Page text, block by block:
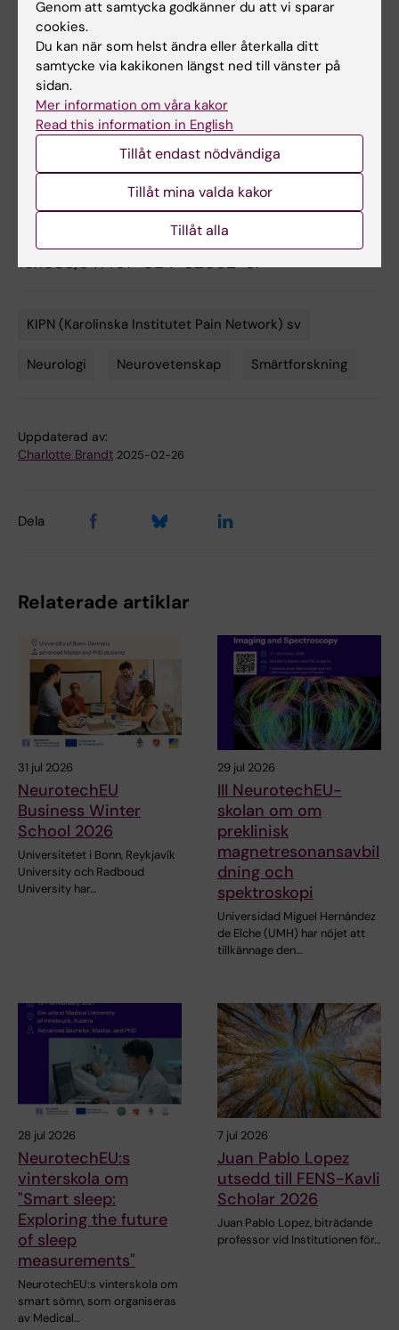
Vetenskapsrådet. Se studien för rapporterade
intressekonflikter.
Publikation
“The single-cell transcriptomic atlas iPain
identifies senescence of nociceptors as a
therapeutical target for chronic pain
Prach Techameena, Xiaona Feng,
Kaiwen Zhang, Saida Hadjab,Nature
, online 4 oktober 2024, doi:
10.1038/s41467-024-52052-8.
KIPN (Karolinska Institutet Pain Network) sv
Neurologi Neurovetenskap Smärtforskning
Uppdaterad av:
Charlotte Brandt 2025-02-26
Dela
Relaterade artiklar
31 jul 2026
NeurotechEU
Business Winter
School 2026
Universitetet i Bonn, Reykjavík
University och Radboud
University har…
29 jul 2026
III NeurotechEU-
skolan om om
preklinisk
magnetresonansavbil
dning och
spektroskopi
Universidad Miguel Hernández
de Elche (UMH) har nöjet att
tillkännage den…
28 jul 2026
NeurotechEU:s
vinterskola om
"Smart sleep:
Exploring the future
of sleep
measurements"
NeurotechEU:s vinterskola om
smart sömn, som organiseras
av Medical…
7 jul 2026
Juan Pablo Lopez
utsedd till FENS-Kavli
Scholar 2026
Juan Pablo Lopez, biträdande
professor vid Institutionen för…
Genom att samtycka godkänner du att vi sparar
cookies.
Du kan när som helst ändra eller återkalla ditt
samtycke via kakikonen längst ned till vänster på
sidan.
Mer information om våra kakor
Read this information in English
Tillåt endast nödvändiga
Tillåt mina valda kakor
Tillåt alla